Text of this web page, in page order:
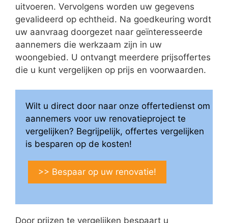
uitvoeren. Vervolgens worden uw gegevens
gevalideerd op echtheid. Na goedkeuring wordt
uw aanvraag doorgezet naar geïnteresseerde
aannemers die werkzaam zijn in uw
woongebied. U ontvangt meerdere prijsoffertes
die u kunt vergelijken op prijs en voorwaarden.
Wilt u direct door naar onze offertedienst om
aannemers voor uw renovatieproject te
vergelijken? Begrijpelijk, offertes vergelijken
is besparen op de kosten!
>> Bespaar op uw renovatie!
Door prijzen te vergelijken bespaart u